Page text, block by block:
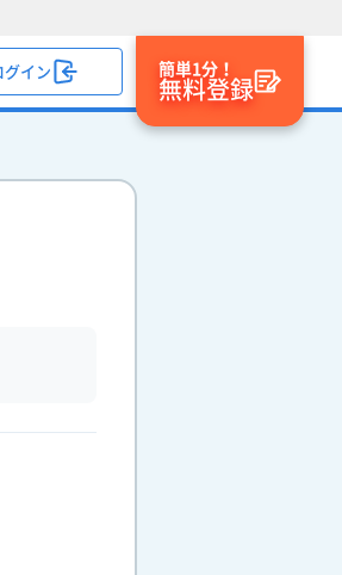
グイン 簡単1分！
無料登録